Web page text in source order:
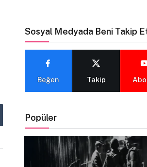
Sosyal Medyada Beni Takip
Beğen Takip
Popüler